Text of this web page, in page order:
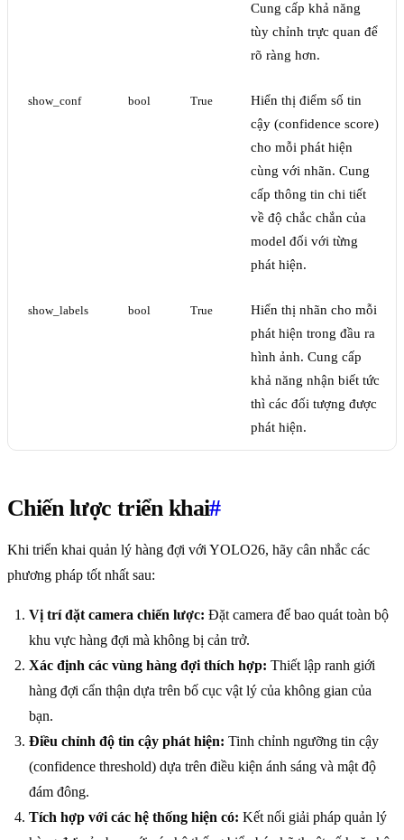
Cung cấp khả năng
tùy chỉnh trực quan để
rõ ràng hơn.
show_conf bool True
Hiển thị điểm số tin
cậy (confidence score)
cho mỗi phát hiện
cùng với nhãn. Cung
cấp thông tin chi tiết
về độ chắc chắn của
model đối với từng
phát hiện.
show_labels bool True
Hiển thị nhãn cho mỗi
phát hiện trong đầu ra
hình ảnh. Cung cấp
khả năng nhận biết tức
thì các đối tượng được
phát hiện.
Chiến lược triển khai#
Khi triển khai quản lý hàng đợi với YOLO26, hãy cân nhắc các
phương pháp tốt nhất sau:
Vị trí đặt camera chiến lược: Đặt camera để bao quát toàn bộ
khu vực hàng đợi mà không bị cản trở.
Xác định các vùng hàng đợi thích hợp: Thiết lập ranh giới
hàng đợi cẩn thận dựa trên bố cục vật lý của không gian của
bạn.
Điều chỉnh độ tin cậy phát hiện: Tinh chỉnh ngưỡng tin cậy
(confidence threshold) dựa trên điều kiện ánh sáng và mật độ
đám đông.
Tích hợp với các hệ thống hiện có: Kết nối giải pháp quản lý